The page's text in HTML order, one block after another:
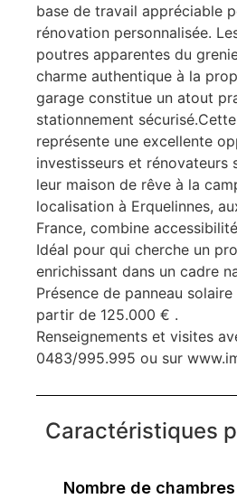
base de travail appréciable
rénovation personnalisée.
poutres apparentes du
charme authentique à la
garage constitue un atout
stationnement
représente une excellente
investisseurs et rénovateurs
leur maison de rêve à la
localisation à Erquelinnes,
France, combine
Idéal pour qui cherche un
enrichissant dans un cadre
Présence de panneau
partir de 125.000 € .
Renseignements et visites
0483/995.995 ou sur
Caractéristiques
Nombre de chambres